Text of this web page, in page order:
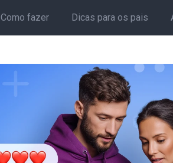
Como fazer Dicas para os pais